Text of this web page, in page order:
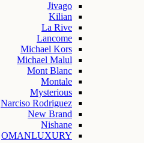
Jivago
Kilian
La Rive
Lancome
Michael Kors
Michael Malul
Mont Blanc
Montale
Mysterious
Narciso Rodriguez
New Brand
Nishane
OMANLUXURY